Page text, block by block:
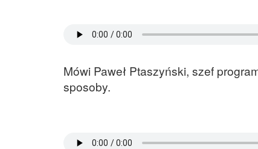
Mówi Paweł Ptaszyński, szef
sposoby.